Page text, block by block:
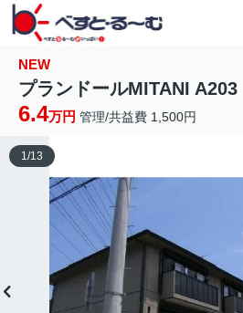
NEW
プランドールMITANI A203
6.4万円 管理/共益費 1,500円
1/13